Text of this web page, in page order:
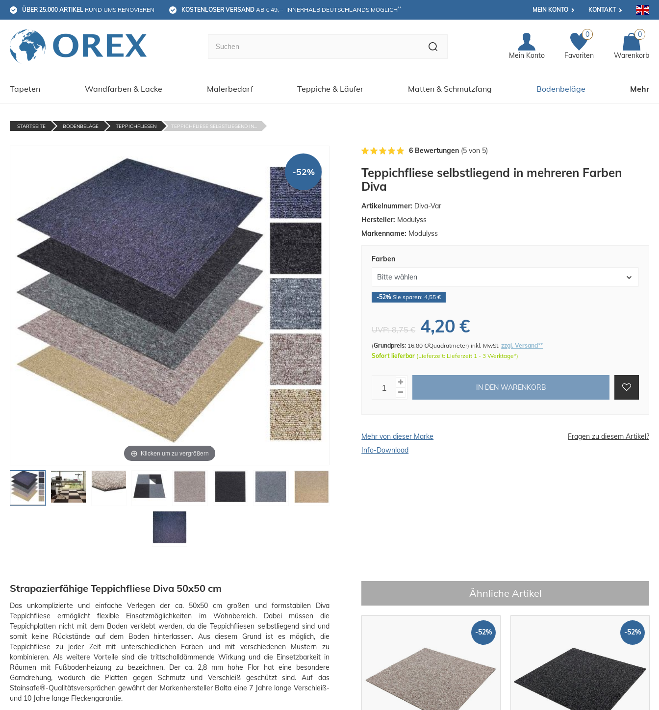
ÜBER 25.000 ARTIKEL RUND UMS RENOVIEREN KOSTENLOSER VERSAND AB € 49,--  INNERHALB DEUTSCHLANDS MÖGLICH** MEIN KONTO KONTAKT
Mein Konto
0
Favoriten
0
Warenkorb
Tapeten Wandfarben & Lacke Malerbedarf Teppiche & Läufer Matten & Schmutzfang Bodenbeläge Mehr
STARTSEITE BODENBELÄGE TEPPICHFLIESEN TEPPICHFLIESE SELBSTLIEGEND IN...
Klicken um zu vergrößern
-52%
Teppichfliese selbstliegend in mehreren Farben
Diva
Artikelnummer: Diva-Var
Hersteller: Modulyss
Markenname: Modulyss
Farben
-52% Sie sparen: 4,55 €
UVP:8,75 € 4,20 €
(Grundpreis: 16,80 €/Quadratmeter)inkl. MwSt.zzgl. Versand**
Sofort lieferbar (Lieferzeit: Lieferzeit 1 - 3 Werktage*)
IN DEN WARENKORB
Mehr von dieser Marke
Fragen zu diesem Artikel?
Info-Download
6 Bewertungen (5 von 5)
Strapazierfähige Teppichfliese Diva 50x50 cm
Das unkomplizierte und einfache Verlegen der ca. 50x50 cm großen und formstabilen Diva
Teppichfliese ermöglicht flexible Einsatzmöglichkeiten im Wohnbereich. Dabei müssen die
Teppichplatten nicht mit dem Boden verklebt werden, da die Teppichfliesen selbstliegend sind und
somit keine Rückstände auf dem Boden hinterlassen. Aus diesem Grund ist es möglich, die
Teppichfliese zu jeder Zeit mit unterschiedlichen Farben und mit verschiedenen Mustern zu
kombinieren. Als weitere Vorteile sind die trittschalldämmende Wirkung und die Einsetzbarkeit in
Räumen mit Fußbodenheizung zu bezeichnen. Der ca. 2,8 mm hohe Flor hat eine besondere
Garndrehung, wodurch die Platten gegen Schmutz und Verschleiß geschützt sind. Auf das
Stainsafe®-Qualitätsversprächen gewährt der Markenhersteller Balta eine 7 Jahre lange Verschleiß-
und 10 Jahre lange Fleckengarantie.
Ähnliche Artikel
-52% -52%